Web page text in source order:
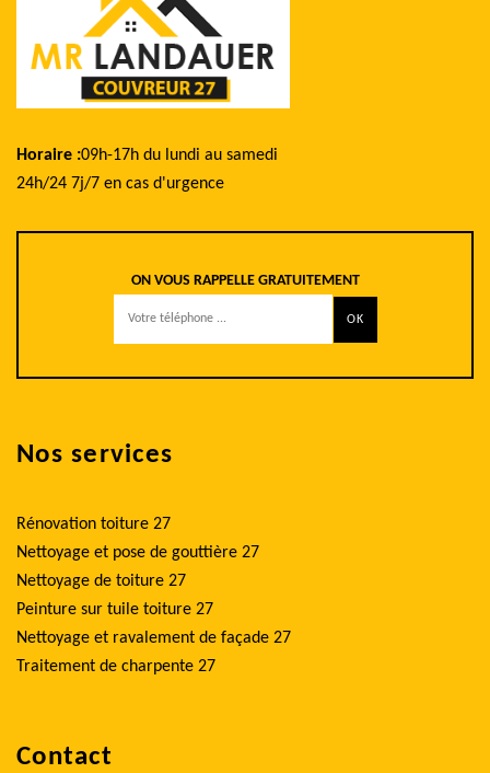
Horaire :09h-17h du lundi au samedi
24h/24 7j/7 en cas d'urgence
ON VOUS RAPPELLE GRATUITEMENT
Nos services
Rénovation toiture 27
Nettoyage et pose de gouttière 27
Nettoyage de toiture 27
Peinture sur tuile toiture 27
Nettoyage et ravalement de façade 27
Traitement de charpente 27
Contact